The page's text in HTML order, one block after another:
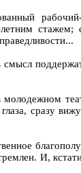
смысл
сразу
И,